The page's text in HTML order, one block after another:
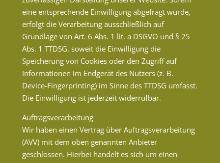
eine entsprechende Einwilligung abgefragt wurde,
erfolgt die Verarbeitung ausschließlich auf
Grundlage von Art. 6 Abs. 1 lit. a DSGVO und § 25
Abs. 1 TTDSG, soweit die Einwilligung die
Speicherung von Cookies oder den Zugriff auf
Informationen im Endgerät des Nutzers (z. B.
Device-Fingerprinting) im Sinne des TTDSG umfasst.
Die Einwilligung ist jederzeit widerrufbar.
Auftragsverarbeitung
Wir haben einen Vertrag über Auftragsverarbeitung
(AVV) mit dem oben genannten Anbieter
geschlossen. Hierbei handelt es sich um einen